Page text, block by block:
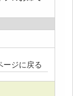
ージに戻る